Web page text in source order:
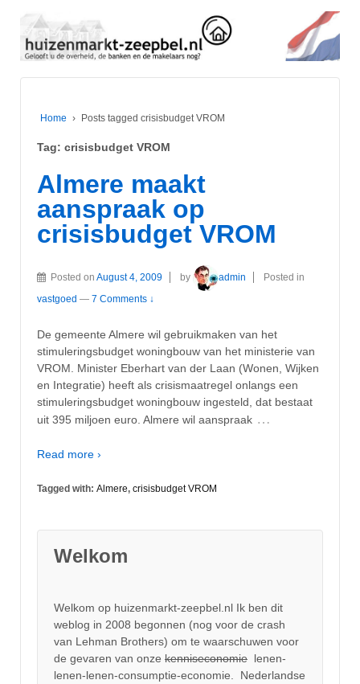
Home › Posts tagged crisisbudget VROM
Tag: crisisbudget VROM
Almere maakt
aanspraak op
crisisbudget VROM
Posted on August 4, 2009 by admin
Posted in
vastgoed — 7 Comments ↓
De gemeente Almere wil gebruikmaken van het
stimuleringsbudget woningbouw van het ministerie van
VROM. Minister Eberhart van der Laan (Wonen, Wijken
en Integratie) heeft als crisismaatregel onlangs een
stimuleringsbudget woningbouw ingesteld, dat bestaat
uit 395 miljoen euro. Almere wil aanspraak …
Read more ›
Tagged with: Almere, crisisbudget VROM
Welkom
Welkom op huizenmarkt-zeepbel.nl Ik ben dit
weblog in 2008 begonnen (nog voor de crash
van Lehman Brothers) om te waarschuwen voor
de gevaren van onze kenniseconomie lenen-
lenen-lenen-consumptie-economie. Nederlandse